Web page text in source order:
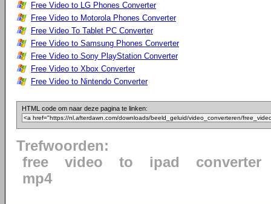
Free Video to LG Phones Converter
Free Video to Motorola Phones Converter
Free Video To Tablet PC Converter
Free Video to Samsung Phones Converter
Free Video to Sony PlayStation Converter
Free Video to Xbox Converter
Free Video to Nintendo Converter
HTML code om naar deze pagina te linken:
Trefwoorden:
free
video to ipad
converter
mp4